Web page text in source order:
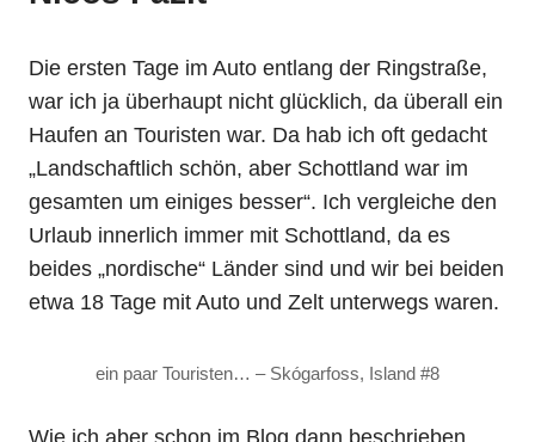
Die ersten Tage im Auto entlang der Ringstraße,
war ich ja überhaupt nicht glücklich, da überall ein
Haufen an Touristen war. Da hab ich oft gedacht
„Landschaftlich schön, aber Schottland war im
gesamten um einiges besser“. Ich vergleiche den
Urlaub innerlich immer mit Schottland, da es
beides „nordische“ Länder sind und wir bei beiden
etwa 18 Tage mit Auto und Zelt unterwegs waren.
ein paar Touristen… – Skógarfoss, Island #8
Wie ich aber schon im Blog dann beschrieben